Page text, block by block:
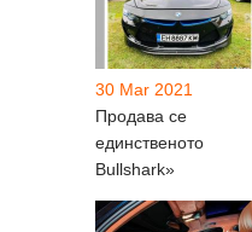
30 Mar 2021
Продава се
единственото
Bullshark»